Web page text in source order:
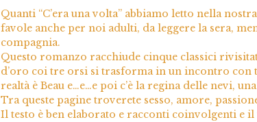
Quanti “C’era una volta” abbiamo letto nella
favole anche per noi adulti, da leggere la sera,
compagnia.
Questo romanzo racchiude cinque classici
d’oro coi tre orsi si trasforma in un incontro con
realtà è Beau e…e…e poi c’è la regina delle nevi,
Tra queste pagine troverete sesso, amore,
Il testo è ben elaborato e racconti coinvolgenti e